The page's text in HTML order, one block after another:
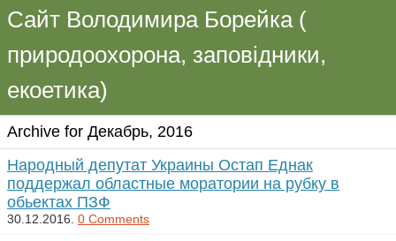
Сайт Володимира Борейка (
природоохорона, заповідники,
екоетика)
Archive for Декабрь, 2016
Народный депутат Украины Остап Еднак
поддержал областные моратории на рубку в
обьектах ПЗФ
30.12.2016. 0 Comments